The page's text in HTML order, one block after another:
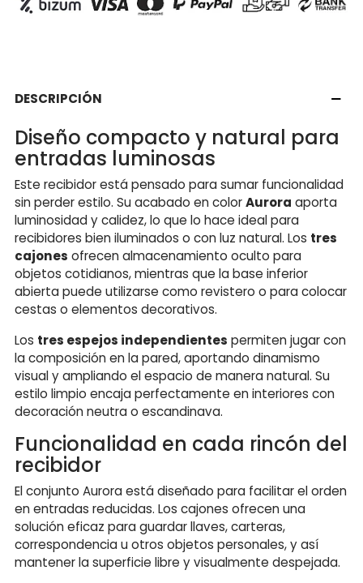
DESCRIPCIÓN
Diseño compacto y natural para
entradas luminosas
Este recibidor está pensado para sumar funcionalidad
sin perder estilo. Su acabado en colorAurora aporta
luminosidad y calidez, lo que lo hace ideal para
recibidores bien iluminados o con luz natural. Los tres
cajones ofrecen almacenamiento oculto para
objetos cotidianos, mientras que la base inferior
abierta puede utilizarse como revistero o para colocar
cestas o elementos decorativos.
Los tres espejos independientes permiten jugar con
la composición en la pared, aportando dinamismo
visual y ampliando el espacio de manera natural. Su
estilo limpio encaja perfectamente en interiores con
decoración neutra o escandinava.
Funcionalidad en cada rincón del
recibidor
El conjunto Aurora está diseñado para facilitar el orden
en entradas reducidas. Los cajones ofrecen una
solución eficaz para guardar llaves, carteras,
correspondencia u otros objetos personales, y así
mantener la superficie libre y visualmente despejada.